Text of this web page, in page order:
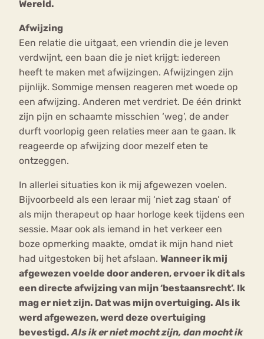
Wereld.
Afwijzing
Een relatie die uitgaat, een vriendin die je leven
verdwijnt, een baan die je niet krijgt: iedereen
heeft te maken met afwijzingen. Afwijzingen zijn
pijnlijk. Sommige mensen reageren met woede op
een afwijzing. Anderen met verdriet. De één drinkt
zijn pijn en schaamte misschien ‘weg’, de ander
durft voorlopig geen relaties meer aan te gaan. Ik
reageerde op afwijzing door mezelf eten te
ontzeggen.
In allerlei situaties kon ik mij afgewezen voelen.
Bijvoorbeeld als een leraar mij ‘niet zag staan’ of
als mijn therapeut op haar horloge keek tijdens een
sessie. Maar ook als iemand in het verkeer een
boze opmerking maakte, omdat ik mijn hand niet
had uitgestoken bij het afslaan. Wanneer ik mij
afgewezen voelde door anderen, ervoer ik dit als
een directe afwijzing van mijn ‘bestaansrecht’. Ik
mag er niet zijn. Dat was mijn overtuiging. Als ik
werd afgewezen, werd deze overtuiging
bevestigd.Als ik er niet mocht zijn, dan mocht ik